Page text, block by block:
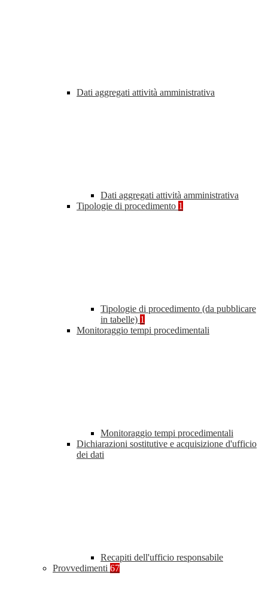
Dati aggregati attività amministrativa
Dati aggregati attività amministrativa
Tipologie di procedimento 1
Tipologie di procedimento (da pubblicare
in tabelle) 1
Monitoraggio tempi procedimentali
Monitoraggio tempi procedimentali
Dichiarazioni sostitutive e acquisizione d'ufficio
dei dati
Recapiti dell'ufficio responsabile
Provvedimenti 67